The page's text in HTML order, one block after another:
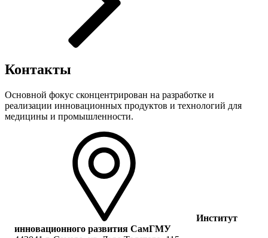
Контакты
Основной фокус сконцентрирован на разработке и
реализации инновационных продуктов и технологий для
медицины и промышленности.
Институт
инновационного развития СамГМУ